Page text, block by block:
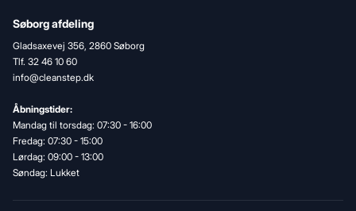
Søborg afdeling
Gladsaxevej 356, 2860 Søborg
Tlf. 32 46 10 60
info@cleanstep.dk
Åbningstider:
Mandag til torsdag: 07:30 - 16:00
Fredag: 07:30 - 15:00
Lørdag: 09:00 - 13:00
Søndag: Lukket